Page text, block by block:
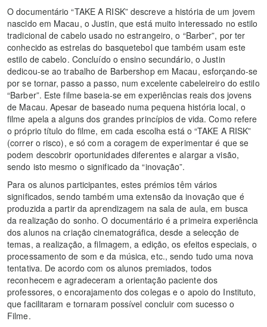
O documentário “TAKE A RISK” descreve a história de um jovem
nascido em Macau, o Justin, que está muito interessado no estilo
tradicional de cabelo usado no estrangeiro, o “Barber”, por ter
conhecido as estrelas do basquetebol que também usam este
estilo de cabelo. Concluído o ensino secundário, o Justin
dedicou-se ao trabalho de Barbershop em Macau, esforçando-se
por se tornar, passo a passo, num excelente cabeleireiro do estilo
“Barber”. Este filme baseia-se em experiências reais dos jovens
de Macau. Apesar de baseado numa pequena história local, o
filme apela a alguns dos grandes princípios de vida. Como refere
o próprio título do filme, em cada escolha está o “TAKE A RISK”
(correr o risco), e só com a coragem de experimentar é que se
podem descobrir oportunidades diferentes e alargar a visão,
sendo isto mesmo o significado da “inovação”.
Para os alunos participantes, estes prémios têm vários
significados, sendo também uma extensão da inovação que é
produzida a partir da aprendizagem na sala de aula, em busca
da realização do sonho. O documentário é a primeira experiência
dos alunos na criação cinematográfica, desde a selecção de
temas, a realização, a filmagem, a edição, os efeitos especiais, o
processamento de som e da música, etc., sendo tudo uma nova
tentativa. De acordo com os alunos premiados, todos
reconhecem e agradeceram a orientação paciente dos
professores, o encorajamento dos colegas e o apoio do Instituto,
que facilitaram e tornaram possível concluir com sucesso o
Filme.